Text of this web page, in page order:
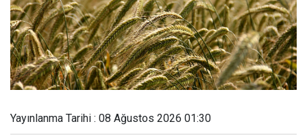
Yayınlanma Tarihi : 08 Ağustos 2026 01:30